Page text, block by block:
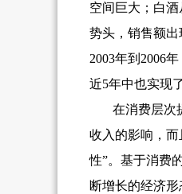
空间巨大；白
势头，销售额
2003年到2006
近5年中也实现
在消费层次
收入的影响，
性”。基于消费
断增长的经济